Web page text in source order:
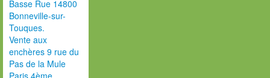
Basse Rue 14800
Bonneville-sur-
Touques.
Vente aux
enchères 9 rue du
Pas de la Mule
Paris 4ème